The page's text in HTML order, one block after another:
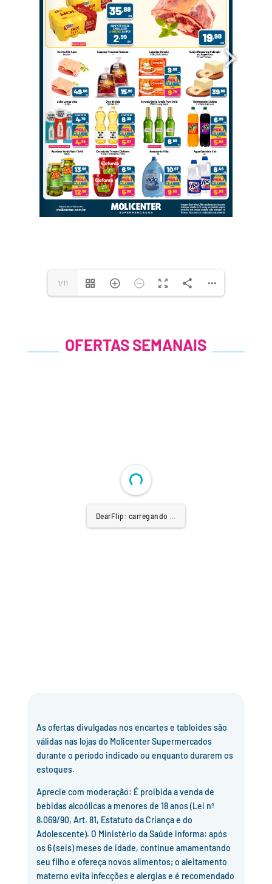
1/11
OFERTAS SEMANAIS
DearFlip: carregando ...
As ofertas divulgadas nos encartes e tabloides são
válidas nas lojas do Molicenter Supermercados
durante o período indicado ou enquanto durarem os
estoques.
Aprecie com moderação: É proibida a venda de
bebidas alcoólicas a menores de 18 anos (Lei nº
8.069/90, Art. 81, Estatuto da Criança e do
Adolescente). O Ministério da Saúde informa: após
os 6 (seis) meses de idade, continue amamentando
seu filho e ofereça novos alimentos; o aleitamento
materno evita infecções e alergias e é recomendado